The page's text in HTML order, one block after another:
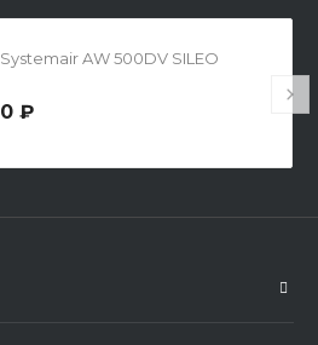
Systemair AW 500DV SILEO
0 ₽